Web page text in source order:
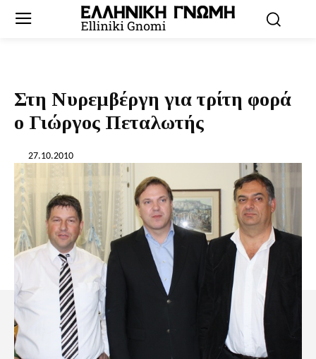
Στη Νυρεμβέργη για τρίτη φορά
ο Γιώργος Πεταλωτής
27.10.2010